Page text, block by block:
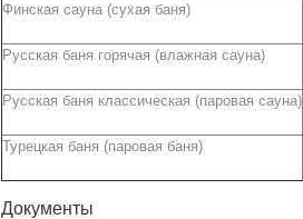
Финская сауна (сухая баня)
Русская баня горячая (влажная сауна)
Русская баня классическая (паровая сауна)
Турецкая баня (паровая баня)
Документы